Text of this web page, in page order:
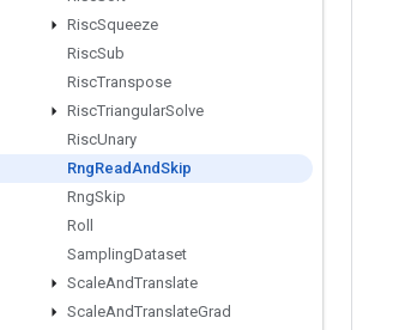
RiscSqueeze
RiscSub
RiscTranspose
RiscTriangularSolve
RiscUnary
RngReadAndSkip
RngSkip
Roll
SamplingDataset
ScaleAndTranslate
ScaleAndTranslateGrad